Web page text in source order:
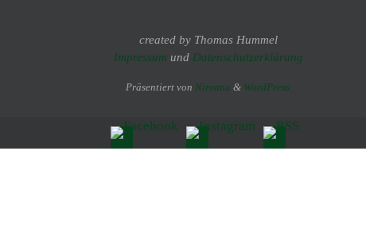
created by Thomas Hummel
Impressum und Datenschutzerklärung
Präsentiert von Nirvana & WordPress.